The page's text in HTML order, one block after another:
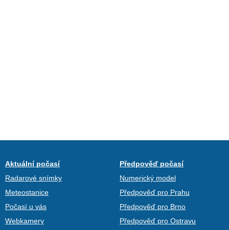
Aktuální počasí
Radarové snímky
Meteostanice
Počasí u vás
Webkamery
Předpověď počasí
Numerický model
Předpověď pro Prahu
Předpověď pro Brno
Předpověď pro Ostravu